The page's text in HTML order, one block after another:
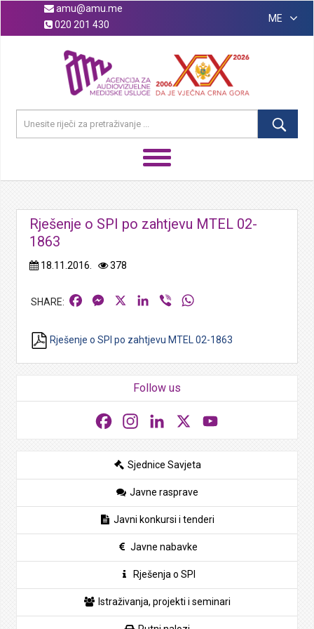
amu@amu.me
020 201 430
ME
Rješenje o SPI po zahtjevu MTEL 02-
1863
18.11.2016. 378
FacebookMessengerLinkedIn
Viber
Rješenje o SPI po zahtjevu MTEL 02-1863
Follow us
FacebookInstagramLinkedIn
Sjednice Savjeta
Javne rasprave
Javni konkursi i tenderi
Javne nabavke
Rješenja o SPI
Istraživanja, projekti i seminari